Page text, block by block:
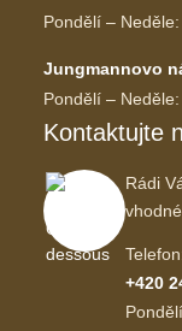
Pondělí –
Jungmannovo
Pondělí –
Kontaktujte
Rádi
+420